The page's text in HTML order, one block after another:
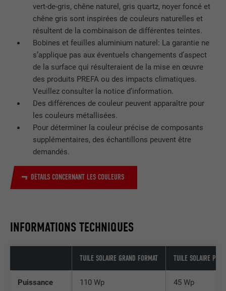
vert-de-gris, chêne naturel, gris quartz, noyer foncé et
chêne gris sont inspirées de couleurs naturelles et
résultent de la combinaison de différentes teintes.
Bobines et feuilles aluminium naturel: La garantie ne
s’applique pas aux éventuels changements d’aspect
de la surface qui résulteraient de la mise en œuvre
des produits PREFA ou des impacts climatiques.
Veuillez consulter la notice d’information.
Des différences de couleur peuvent apparaître pour
les couleurs métallisées.
Pour déterminer la couleur précise de composants
supplémentaires, des échantillons peuvent être
demandés.
DÉTAILS CONCERNANT LES COULEURS
INFORMATIONS TECHNIQUES
TUILE SOLAIRE GRAND FORMAT TUILE SOLAIRE
Puissance 110 Wp 45 Wp
Ce cookie comprend un identifiant
unique universel (UUID) permettant de
plusieurs pages lorsque l'utilisateur ne
peut pas être identifié clairement.
NOM li_gc
FOURNISSEUR LinkedIn
EXPIRATION 2 ans
UTILITÉ
l'utilisateur à utiliser des cookies pour
1 jour
Pour faciliter le choix des centres de